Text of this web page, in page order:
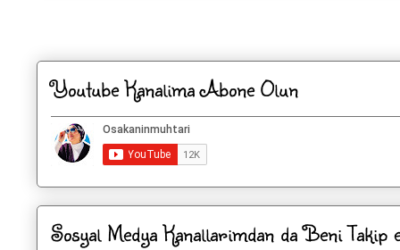
Youtube Kanalima Abone Olun
Sosyal Medya Kanallarimdan da Beni Takip